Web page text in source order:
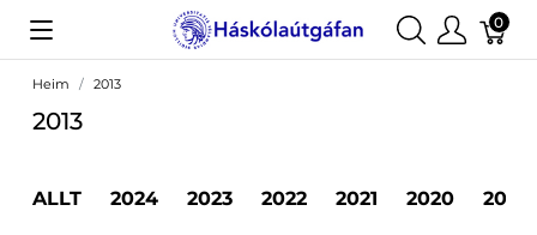
0
Heim 2013
2013
ALLT 2024 2023 2022 2021 2020 2019